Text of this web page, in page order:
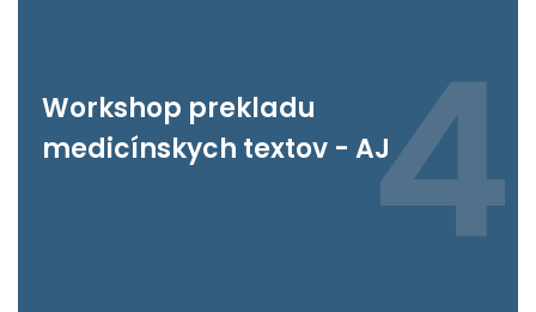
4
Workshop prekladu
medicínskych textov - AJ